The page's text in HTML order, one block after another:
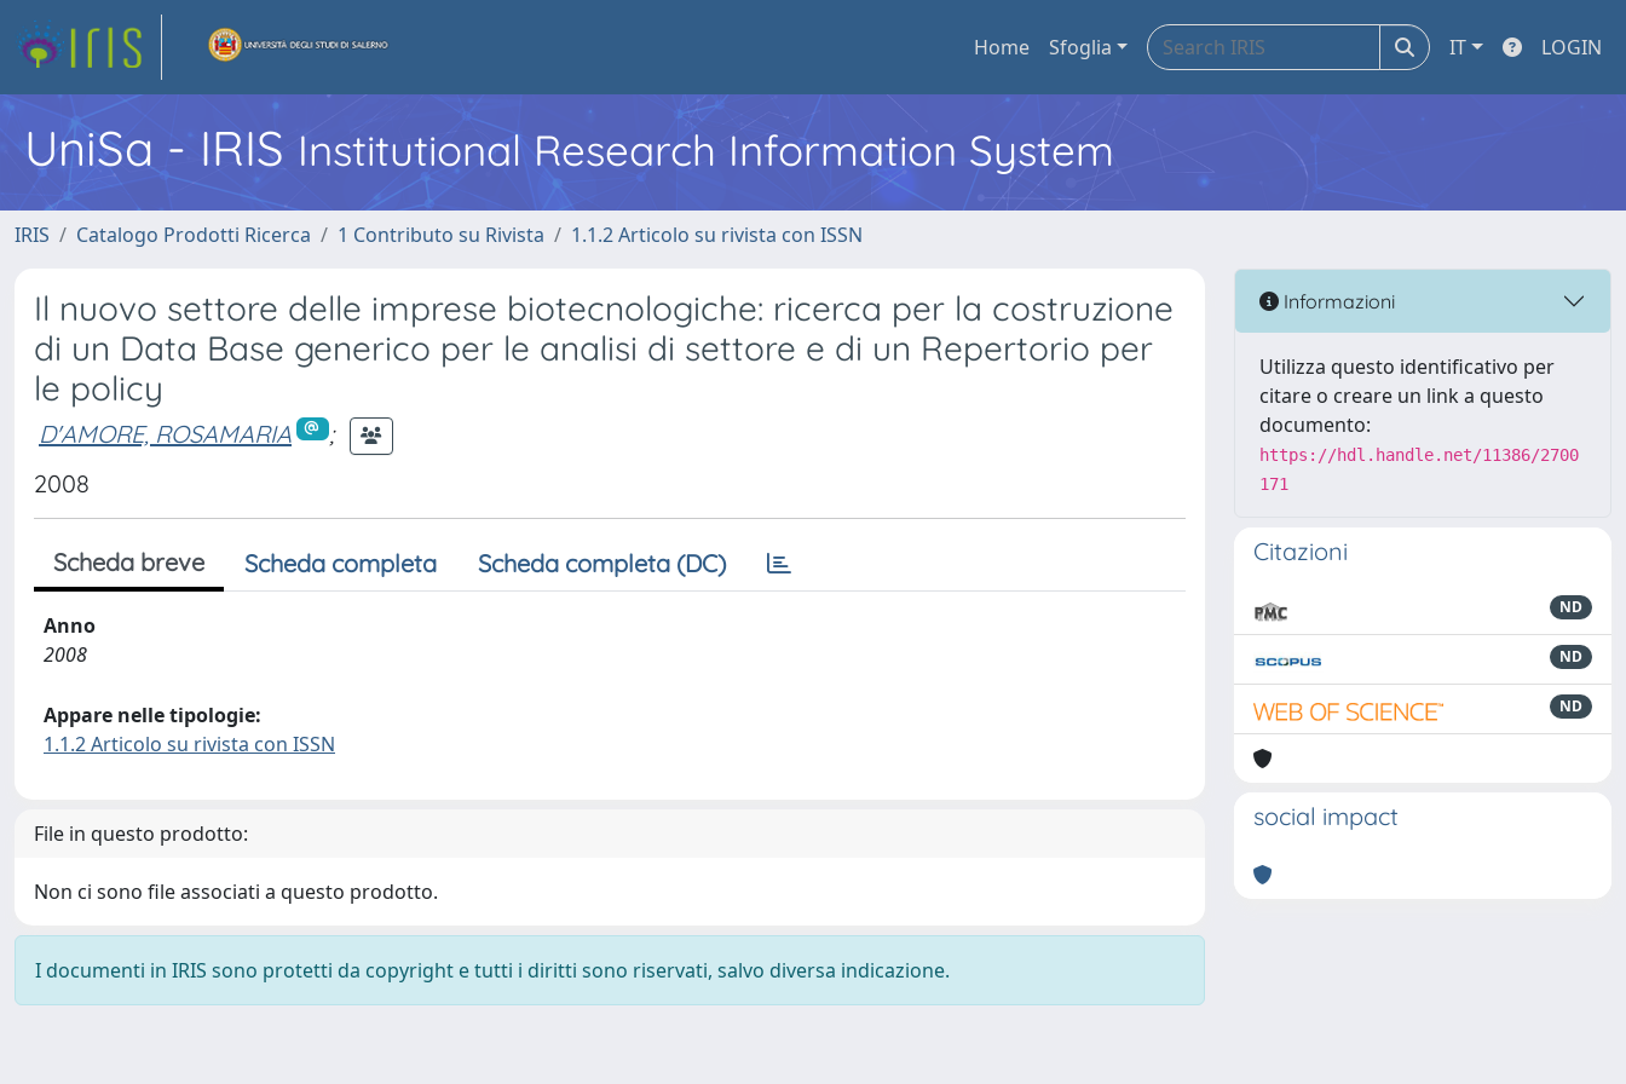
Home Sfoglia IT LOGIN
UniSa - IRIS Institutional Research Information System
IRIS Catalogo Prodotti Ricerca 1 Contributo su Rivista 1.1.2 Articolo su rivista con ISSN
Il nuovo settore delle imprese biotecnologiche: ricerca per la costruzione
di un Data Base generico per le analisi di settore e di un Repertorio per
le policy
D'AMORE, ROSAMARIA
;
2008
Scheda breve Scheda completa Scheda completa (DC)
Anno
2008
Appare nelle tipologie:
1.1.2 Articolo su rivista con ISSN
File in questo prodotto:
Non ci sono file associati a questo prodotto.
I documenti in IRIS sono protetti da copyright e tutti i diritti sono riservati, salvo diversa indicazione.
Informazioni
Utilizza questo identificativo per
citare o creare un link a questo
documento:
https://hdl.handle.net/11386/2700
171
Citazioni
ND
ND
ND
social impact